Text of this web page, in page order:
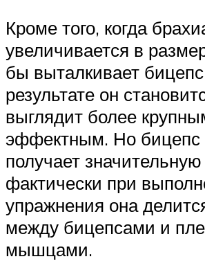
Кроме того, когда
увеличивается в
бы выталкивает
результате он
выглядит более
эффектным. Но бицепс
получает
фактически при
упражнения она
между бицепсами и
мышцами.